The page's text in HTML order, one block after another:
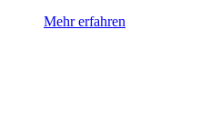
Mehr erfahren